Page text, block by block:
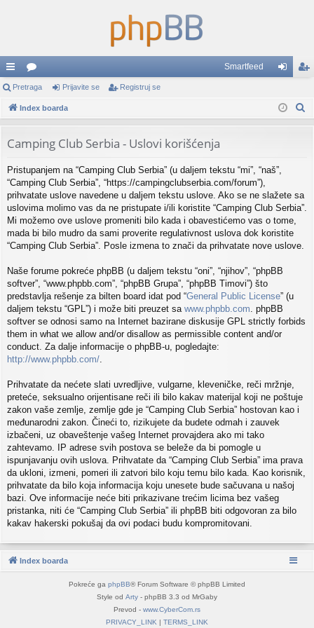
rzi
lin
vi
or
u
Smartfeed
av ist
Pretraga Prijavite se Registruj se
Index boarda
Camping Club Serbia - Uslovi korišćenja
Pristupanjem na “Camping Club Serbia” (u daljem tekstu “mi”, “naš”,
“Camping Club Serbia”, “https://campingclubserbia.com/forum”),
prihvatate uslove navedene u daljem tekstu uslove. Ako se ne slažete sa
uslovima molimo vas da ne pristupate i/ili koristite “Camping Club Serbia”.
Mi možemo ove uslove promeniti bilo kada i obavestićemo vas o tome,
mada bi bilo mudro da sami proverite regulativnost uslova dok koristite
“Camping Club Serbia”. Posle izmena to znači da prihvatate nove uslove.
Naše forume pokreće phpBB (u daljem tekstu “oni”, “njihov”, “phpBB
softver”, “www.phpbb.com”, “phpBB Grupa”, “phpBB Timovi”) što
predstavlja rešenje za bilten board idat pod “General Public License” (u
daljem tekstu “GPL”) i može biti preuzet sa www.phpbb.com . phpBB
softver se odnosi samo na Internet bazirane diskusije GPL strictly forbids
them in what we allow and/or disallow as permissible content and/or
conduct. Za dalje informacije o phpBB-u, pogledajte:
http://www.phpbb.com/
Prihvatate da nećete slati uvredljive, vulgarne, kleveničke, reči mržnje,
preteće, seksualno orijentisane reči ili bilo kakav materijal koji ne poštuje
zakon vaše zemlje, zemlje gde je “Camping Club Serbia” hostovan kao i
međunarodni zakon. Čineći to, rizikujete da budete odmah i zauvek
izbačeni, uz obaveštenje vašeg Internet provajdera ako mi tako
zahtevamo. IP adrese svih postova se beleže da bi pomogle u
ispunjavanju ovih uslova. Prihvatate da “Camping Club Serbia” ima prava
da ukloni, izmeni, pomeri ili zatvori bilo koju temu bilo kada. Kao korisnik,
prihvatate da bilo koja informacija koju unesete bude sačuvana u našoj
bazi. Ove informacije neće biti prikazivane trećim licima bez vašeg
pristanka, niti će “Camping Club Serbia” ili phpBB biti odgovoran za bilo
kakav hakerski pokušaj da ovi podaci budu kompromitovani.
Index boarda
Pokreće ga phpBB® Forum Software © phpBB Limited
Style od Arty - phpBB 3.3 od MrGaby
Prevod - www.CyberCom.rs
PRIVACY_LINK | TERMS_LINK